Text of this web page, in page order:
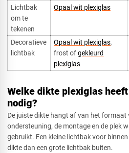
Lichtbak
om te
tekenen
Opaal wit plexiglas
Decoratieve
lichtbak
Opaal wit plexiglas,
frost ofgekleurd
plexiglas
Welke dikte plexiglas
nodig?
De juiste dikte hangt af van het formaat
ondersteuning, de montage en de plek
gebruikt. Een kleine lichtbak voor
dikte dan een grote lichtbak buiten.